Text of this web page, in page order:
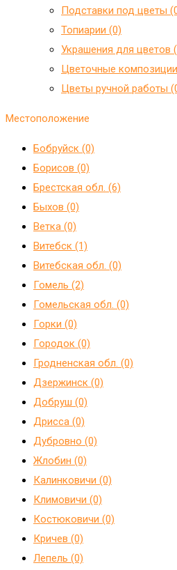
Подставки под цветы
Топиарии (0)
Украшения для цветов
Цветочные
Цветы ручной работы
Местоположение
Бобруйск (0)
Борисов (0)
Брестская обл. (6)
Быхов (0)
Ветка (0)
Витебск (1)
Витебская обл. (0)
Гомель (2)
Гомельская обл. (0)
Горки (0)
Городок (0)
Гродненская обл. (0)
Дзержинск (0)
Добруш (0)
Дрисса (0)
Дубровно (0)
Жлобин (0)
Калинковичи (0)
Климовичи (0)
Костюковичи (0)
Кричев (0)
Лепель (0)